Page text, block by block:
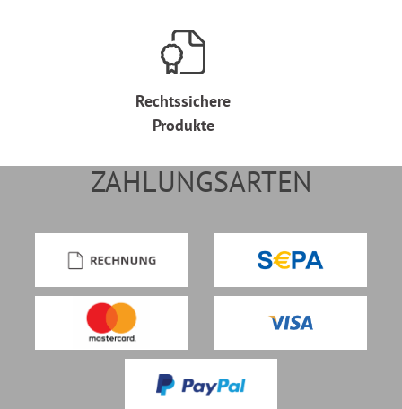
Rechtssichere
Produkte
ZAHLUNGSARTEN